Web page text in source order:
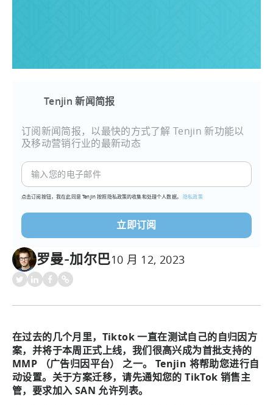
Tenjin 新闻简报
订阅新闻简报，以最快的方式了解 Tenjin 新功能以
及移动营销行业的最新动态
点击订阅按钮，我在此同意 Tenjin 按照隐私政策的收集和处理个人数据。隐私政策
罗曼-加尔巴10 月 12, 2023
在过去的几个月里，Tiktok 一直在测试自己的自归因方
案，并将于本周正式上线，我们很高兴成为首批支持的
MMP （广告归因平台） 之一。 Tenjin 将帮助您进行自
动设置。关于方案迁移，请先通知您的 TikTok 销售主
管，要求加入 SAN 允许列表。